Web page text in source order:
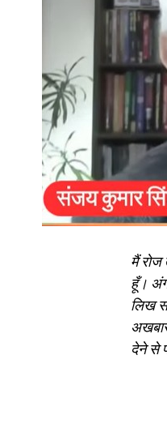
मैं रोज
हूँ।
लिख
देने से